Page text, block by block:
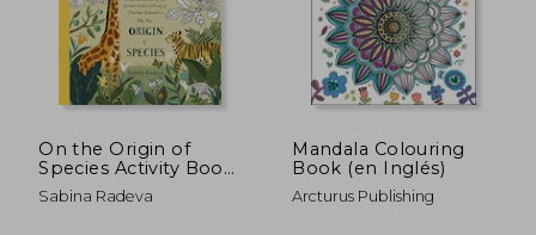
On the Origin of
Species Activity Book
(Activity Books) (en
Inglés)
Sabina Radeva
Mandala Colouring
Book (en Inglés)
Arcturus Publishing